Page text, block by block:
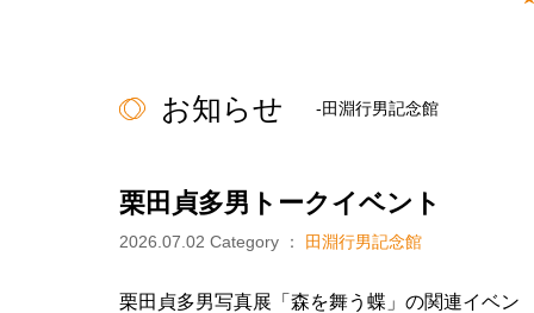
お知らせ -田淵行男記念館
栗田貞多男トークイベント
2026.07.02 Category ： 田淵行男記念館
栗田貞多男写真展「森を舞う蝶」の関連イベン